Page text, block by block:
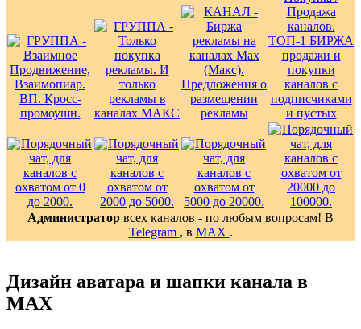
Администратор всех каналов - по любым вопросам! В
Telegram , в MAX .
Дизайн аватара и шапки канала в
MAX